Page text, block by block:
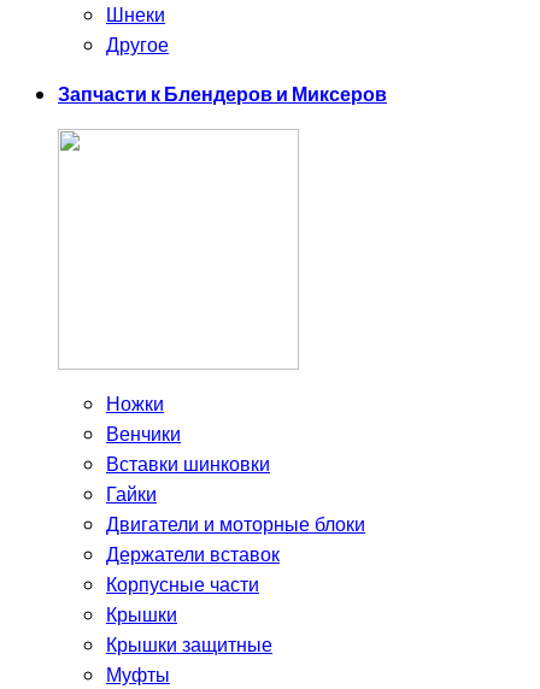
Шнеки
Другое
Запчасти к Блендеров и Миксеров
Ножки
Венчики
Вставки шинковки
Гайки
Двигатели и моторные блоки
Держатели вставок
Корпусные части
Крышки
Крышки защитные
Муфты